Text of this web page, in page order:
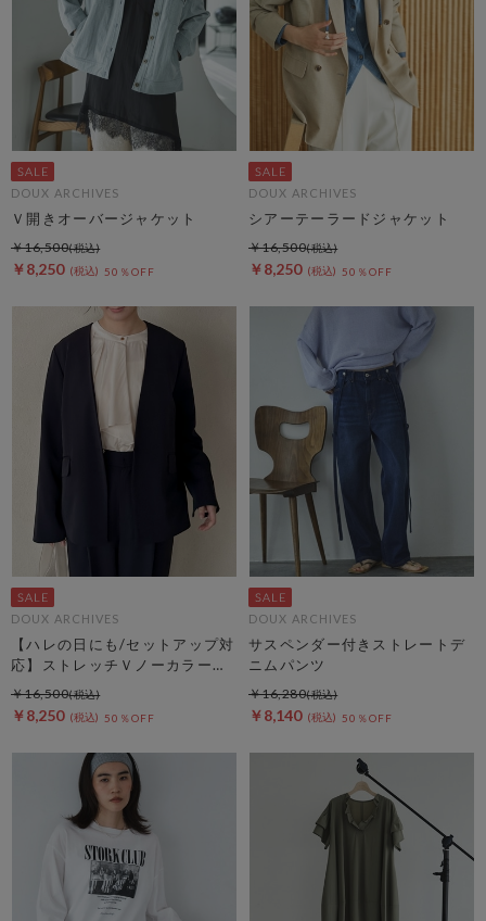
DOUX ARCHIVES
Ｖ開きオーバージャケット
￥8,250 50％OFF
￥16,500
DOUX ARCHIVES
シアーテーラードジャケット
￥8,250 50％OFF
￥16,500
DOUX ARCHIVES
【ハレの日にも/セットアップ対
応】ストレッチＶノーカラージ
ャケット
￥8,250 50％OFF
￥16,500
DOUX ARCHIVES
サスペンダー付きストレートデ
ニムパンツ
￥8,140 50％OFF
￥16,280